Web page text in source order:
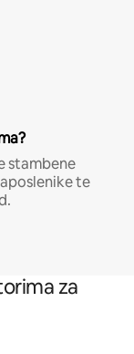
stambene
te
za